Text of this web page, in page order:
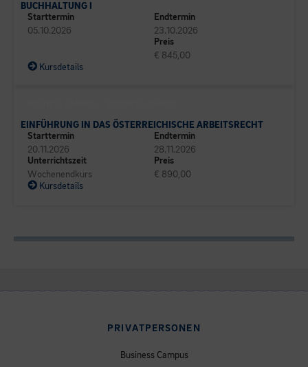
BUCHHALTUNG I
Starttermin
05.10.2026
Endtermin
23.10.2026
Preis
€ 845,00
Kursdetails
EINFÜHRUNG IN DAS ÖSTERREICHISCHE ARBEITSRECHT
Starttermin
20.11.2026
Endtermin
28.11.2026
Unterrichtszeit
Wochenendkurs
Preis
€ 890,00
Kursdetails
PRIVATPERSONEN
Business Campus